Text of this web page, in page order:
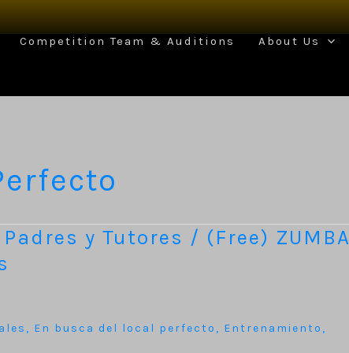
Competition Team & Auditions About Us
y Tutores / (Free) ZUMBA
, En busca del local perfecto , Entrenamiento ,